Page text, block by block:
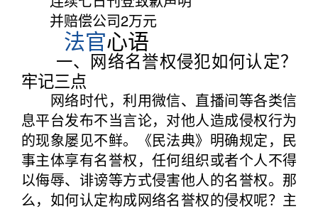
并赔偿公司2万元
法官心语
一、网络名誉权侵犯如何认定？
牢记三点
网络时代，利用微信、直播间等各类信
息平台发布不当言论，对他人造成侵权行为
的现象屡见不鲜。《民法典》明确规定，民
事主体享有名誉权，任何组织或者个人不得
以侮辱、诽谤等方式侵害他人的名誉权。那
么，如何认定构成网络名誉权的侵权呢？主